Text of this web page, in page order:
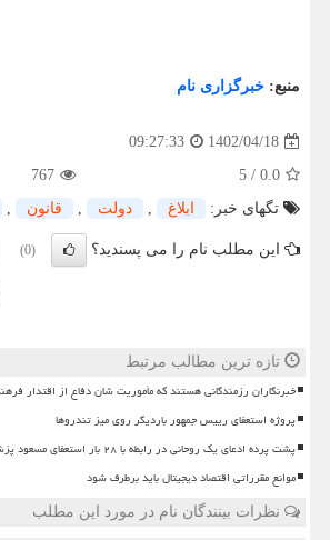
منبع: خبرگزاری نام
1402/04/18
09:27:33
0.0
/
5
767
تگهای خبر:
ابلاغ , دولت , قانون ,
این مطلب نام را می پسندید؟ (0)
تازه ترین مطالب مرتبط
خبرنگاران رزمندگانی هستند که مأموریت شان دفاع از اقتدار
پروژه استعفای رییس جمهور باردیگر روی میز تندروها
پشت پرده ادعای یک روحانی در رابطه با ۲۸ بار استعفای مسعود پزشکیان
موانع مقرراتی اقتصاد دیجیتال باید برطرف شود
نظرات بینندگان نام در مورد این مطلب